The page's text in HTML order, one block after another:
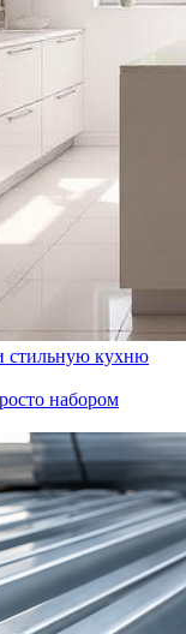
стильную кухню
набором